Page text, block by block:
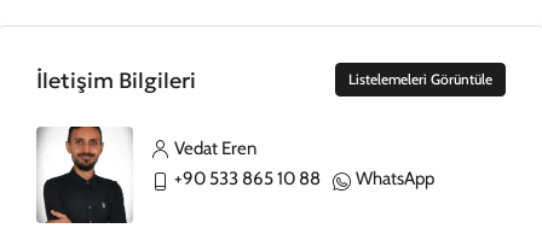
İletişim Bilgileri Listelemeleri Görüntüle
Vedat Eren
+90 533 865 10 88
WhatsApp